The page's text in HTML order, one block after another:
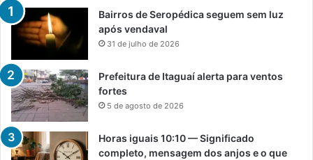
Bairros de Seropédica seguem sem luz
após vendaval
31 de julho de 2026
Prefeitura de Itaguaí alerta para ventos
fortes
5 de agosto de 2026
Horas iguais 10:10 — Significado
completo, mensagem dos anjos e o que